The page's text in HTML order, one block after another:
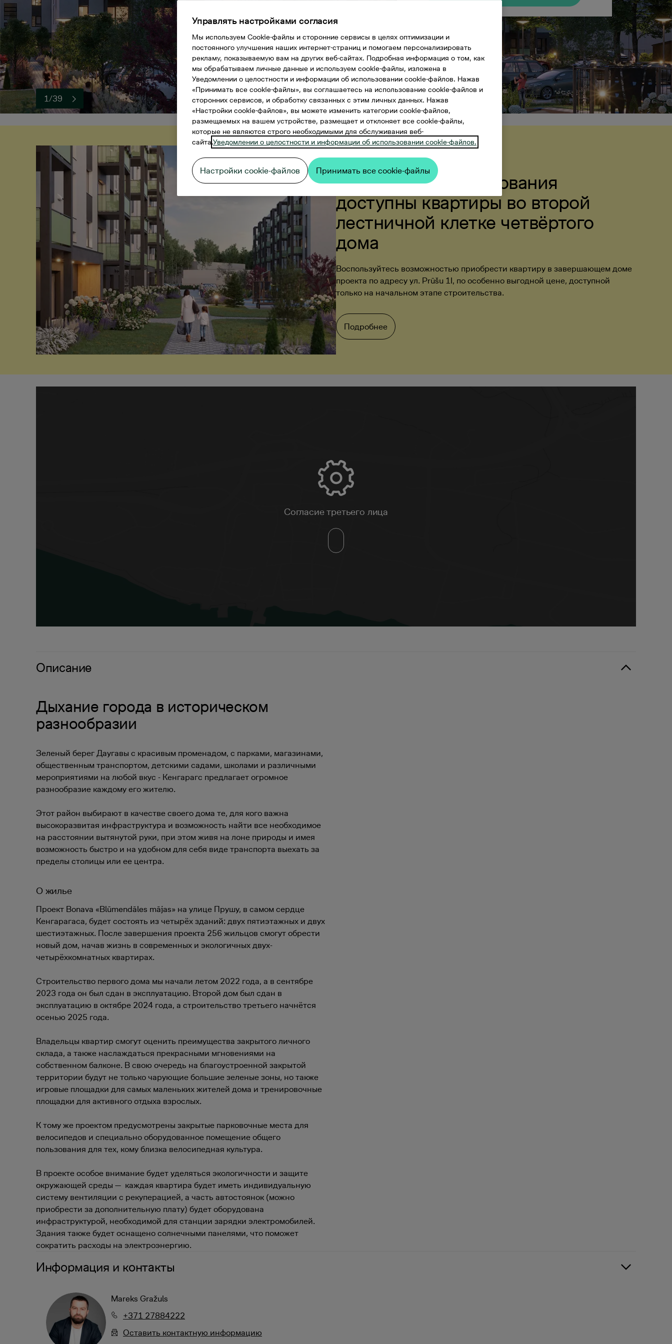
1/39
Теперь для бронирования
доступны квартиры во второй
лестничной клетке четвёртого
дома
Воспользуйтесь возможностью приобрести квартиру в завершающем доме
проекта по адресу ул. Prūšu 1I, по особенно выгодной цене, доступной
только на начальном этапе строительства.
Подробнее
Согласие третьего лица
Описание
Дыхание города в историческом
разнообразии
Зеленый берег Даугавы с красивым променадом, с парками, магазинами,
общественным транспортом, детскими садами, школами и различными
мероприятиями на любой вкус - Кенгарагс предлагает огромное
разнообразие каждому его жителю.
Этот район выбирают в качестве своего дома те, для кого важна
высокоразвитая инфраструктура и возможность найти все необходимое
на расстоянии вытянутой руки, при этом живя на лоне природы и имея
возможность быстро и на удобном для себя виде транспорта выехать за
пределы столицы или ее центра.
О жилье
Проект Bonava «Blūmendāles mājas» на улице Прушу, в самом сердце
Кенгарагаса, будет состоять из четырёх зданий: двух пятиэтажных и двух
шестиэтажных. После завершения проекта 256 жильцов смогут обрести
новый дом, начав жизнь в современных и экологичных двух-
четырёхкомнатных квартирах.
Строительство первого дома мы начали летом 2022 года, а в сентябре
2023 года он был сдан в эксплуатацию. Второй дом был сдан в
эксплуатацию в октябре 2024 года, а строительство третьего начнётся
осенью 2025 года.
Владельцы квартир смогут оценить преимущества закрытого личного
склада, а также наслаждаться прекрасными мгновениями на
собственном балконе. В свою очередь на благоустроенной закрытой
территории будут не только чарующие большие зеленые зоны, но также
игровые площадки для самых маленьких жителей дома и тренировочные
площадки для активного отдыха взрослых.
К тому же проектом предусмотрены закрытые парковочные места для
велосипедов и специально оборудованное помещение общего
пользования для тех, кому близка велосипедная культура.
В проекте особое внимание будет уделяться экологичности и защите
окружающей среды — каждая квартира будет иметь индивидуальную
систему вентиляции с рекуперацией, а часть автостоянок (можно
приобрести за дополнительную плату) будет оборудована
инфраструктурой, необходимой для станции зарядки электромобилей.
Здания также будет оснащено солнечными панелями, что поможет
сократить расходы на электроэнергию.
Информация и контакты
Mareks Gražuls
+371 27884222
Oставить контактную информацию
Управлять настройками согласия
Мы используем Cookie-файлы и сторонние сервисы в целях оптимизации и
постоянного улучшения наших интернет-страниц и помогаем персонализировать
рекламу, показываемую вам на других веб-сайтах. Подробная информация о том, как
мы обрабатываем личные данные и используем cookie-файлы, изложена в
Уведомлении о целостности и информации об использовании cookie-файлов. Нажав
«Принимать все cookie-файлы», вы соглашаетесь на использование cookie-файлов и
сторонних сервисов, и обработку связанных с этим личных данных. Нажав
«Настройки cookie-файлов», вы можете изменить категории cookie-файлов,
размещаемых на вашем устройстве, размещает и отклоняет все cookie-файлы,
которые не являются строго необходимыми для обслуживания веб-
сайта.Уведомлении о целостности и информации об использовании cookie-файлов.
Настройки cookie-файлов Принимать все cookie-файлы